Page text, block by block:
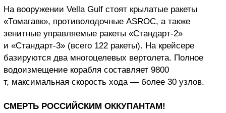
На вооружении Vella Gulf стоят крылатые ракеты
«Томагавк», противолодочные ASROC, а также
зенитные управляемые ракеты «Стандарт-2»
и «Стандарт-3» (всего 122 ракеты). На крейсере
базируются два многоцелевых вертолета. Полное
водоизмещение корабля составляет 9800
т, максимальная скорость хода — более 30 узлов.
СМЕРТЬ РОССИЙСКИМ ОККУПАНТАМ!